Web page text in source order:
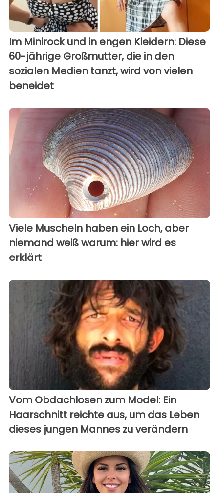
Im Minirock und in engen Kleidern: Diese
60-jährige Großmutter, die in den
sozialen Medien tanzt, wird von vielen
beneidet
Viele Muscheln haben ein Loch, aber
niemand weiß warum: hier wird es
erklärt
Vom Obdachlosen zum Model: Ein
Haarschnitt reichte aus, um das Leben
dieses jungen Mannes zu verändern